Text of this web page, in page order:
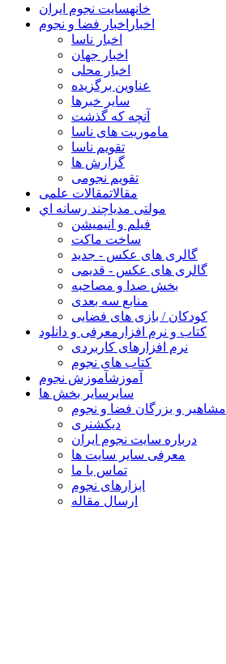
خانهسایت نجوم ایران
اخبار اخبار فضا و نجوم
اخبار ناسا
اخبار جهان
اخبار محلی
عناوین برگزیده
سایر خبرها
آنچه که گذشت
ماموریت های ناسا
تقویم ناسا
گزارش ها
تقویم نجومی
مقالاتمقالات علمی
مولتی مدیاچند رسانه اي
فیلم و انیمیشن
ساخت ماکت
گالری های عکس - جدید
گالری های عکس - قدیمی
بخش صدا و مصاحبه
منابع سه بعدی
کودکان / بازی های فضایی
کتاب و نرم افزار معرفی و دانلود
نرم افزارهای کاربردی
کتاب های نجوم
آموزشآموزش نجوم
سایر سایر بخش ها
مشاهیر و بزرگان فضا و نجوم
دیکشنری
درباره سایت نجوم ایران
معرفی سایر سایت ها
تماس با ما
ابزارهای نجوم
ارسال مقاله